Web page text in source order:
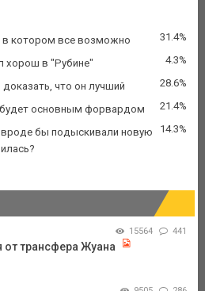
в котором все возможно 31.4%
хорош в "Рубине" 4.3%
что он лучший 28.6%
будет основным форвардом 21.4%
вроде бы подыскивали новую
14.3%
15564 441
трансфера Жуана